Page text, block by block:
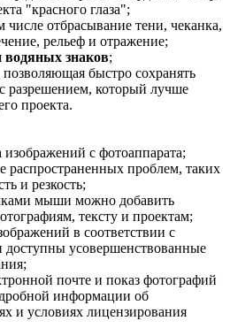
"красного глаза";
отбрасывание тени, чеканка,
рельеф и отражение;
водяных знаков;
позволяющая быстро сохранять
разрешением, который лучше
проекта.
изображений с фотоаппарата;
распространенных проблем, таких
и резкость;
мыши можно добавить
тексту и проектам;
в соответствии с
усовершенствованные
почте и показ фотографий
информации об
и условиях лицензирования